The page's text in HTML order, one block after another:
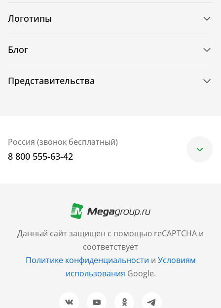
Данный сайт защищен с помощью reCAPTCHA и
соответствует
Политике конфиденциальности и Условиям
использования Google.
Логотипы
Блог
Представительства
Россия (звонок бесплатный)
8 800 555-63-42
+7 (499) 705-30-10
Санкт-Петербург
+7 (812) 600-77-33
Барнаул
+7 (961) 999-93-93
Новосибирск